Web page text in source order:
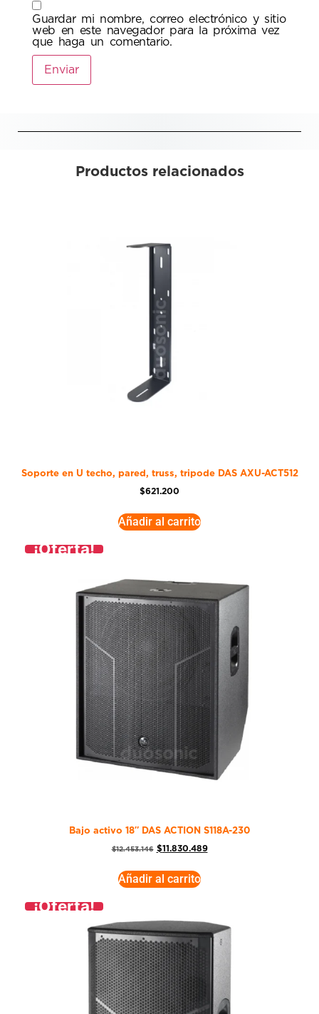
Guardar mi nombre, correo electrónico y sitio
web en este navegador para la próxima vez
que haga un comentario.
Productos relacionados
Soporte en U techo, pared, truss, tripode DAS AXU-ACT512
$621.200
Añadir al carrito
¡Oferta!
Bajo activo 18″ DAS ACTION S118A-230
$12.453.146 $11.830.489
Añadir al carrito
¡Oferta!